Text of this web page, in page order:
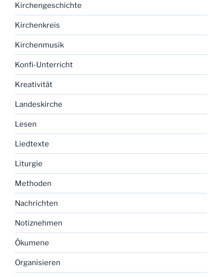
Kirchengeschichte
Kirchenkreis
Kirchenmusik
Konfi-Unterricht
Kreativität
Landeskirche
Lesen
Liedtexte
Liturgie
Methoden
Nachrichten
Notiznehmen
Ökumene
Organisieren